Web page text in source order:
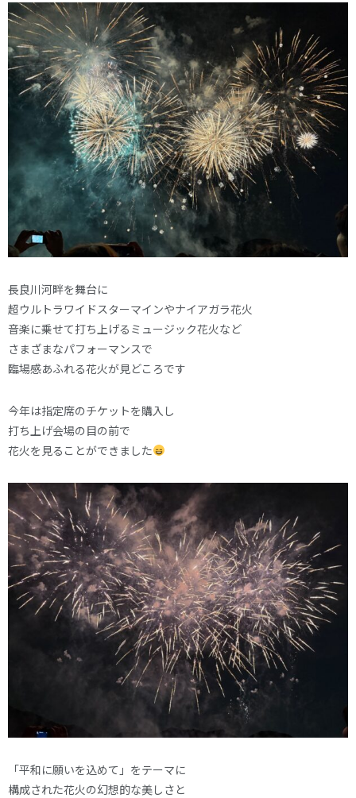
長良川河畔を舞台に
超ウルトラワイドスターマインやナイアガラ花火
音楽に乗せて打ち上げるミュージック花火など
さまざまなパフォーマンスで
臨場感あふれる花火が見どころです
今年は指定席のチケットを購入し
打ち上げ会場の目の前で
花火を見ることができました
「平和に願いを込めて」をテーマに
構成された花火の幻想的な美しさと